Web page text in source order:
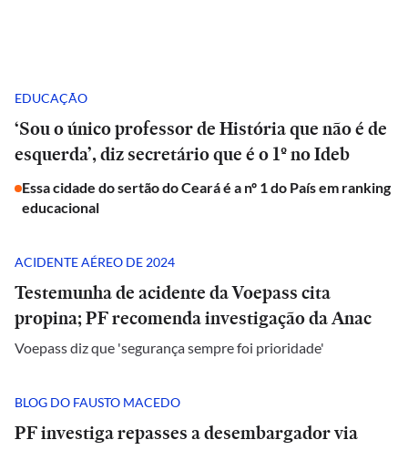
EDUCAÇÃO
‘Sou o único professor de História que não é de
esquerda’, diz secretário que é o 1º no Ideb
Essa cidade do sertão do Ceará é a nº 1 do País em ranking
educacional
ACIDENTE AÉREO DE 2024
Testemunha de acidente da Voepass cita
propina; PF recomenda investigação da Anac
Voepass diz que 'segurança sempre foi prioridade'
BLOG DO FAUSTO MACEDO
PF investiga repasses a desembargador via